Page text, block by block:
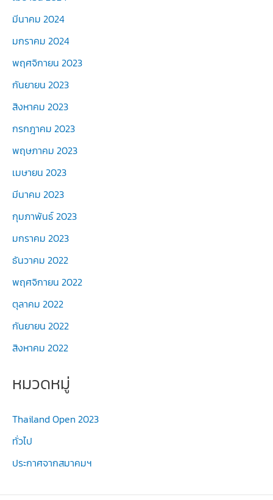
มีนาคม 2024
มกราคม 2024
พฤศจิกายน 2023
กันยายน 2023
สิงหาคม 2023
กรกฎาคม 2023
พฤษภาคม 2023
เมษายน 2023
มีนาคม 2023
กุมภาพันธ์ 2023
มกราคม 2023
ธันวาคม 2022
พฤศจิกายน 2022
ตุลาคม 2022
กันยายน 2022
สิงหาคม 2022
หมวดหมู่
Thailand Open 2023
ทั่วไป
ประกาศจากสมาคมฯ